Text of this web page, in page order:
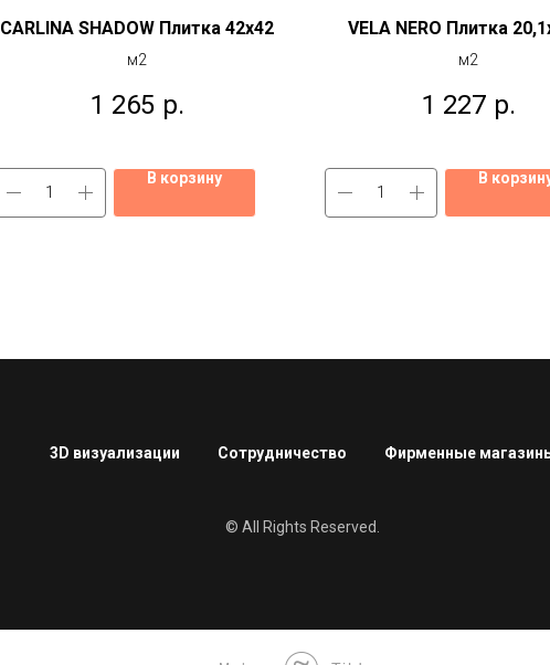
CARLINA SHADOW Плитка 42x42
м2
1 265 р.
В корзину
VELA NERO Плитка
м2
1 227 р.
В
3D визуализации Сотрудничество Фирменные
© All Rights Reserved.